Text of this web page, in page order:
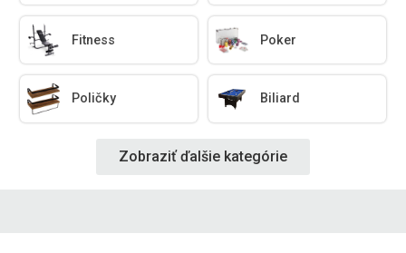
Fitness Poker
Poličky Biliard
Zobraziť ďalšie kategórie